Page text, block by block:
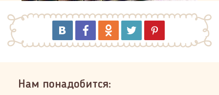
Нам понадобится: